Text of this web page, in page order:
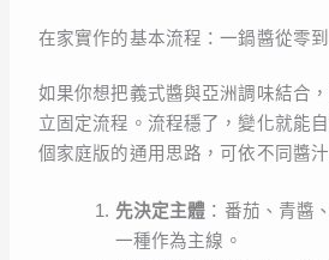
在家實作的基本流程：一鍋醬從零
如果你想把義式醬與亞洲調味結合
立固定流程。流程穩了，變化就能
個家庭版的通用思路，可依不同醬汁
先決定主體 ：番茄、青醬
一種作為主線。